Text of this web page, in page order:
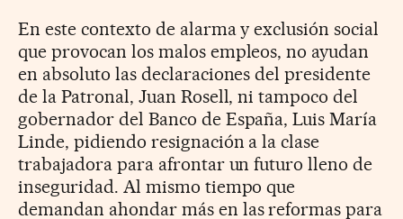
En este contexto de alarma y exclusión social
que provocan los malos empleos, no ayudan
en absoluto las declaraciones del presidente
de la Patronal, Juan Rosell, ni tampoco del
gobernador del Banco de España, Luis María
Linde, pidiendo resignación a la clase
trabajadora para afrontar un futuro lleno de
inseguridad. Al mismo tiempo que
demandan ahondar más en las reformas para